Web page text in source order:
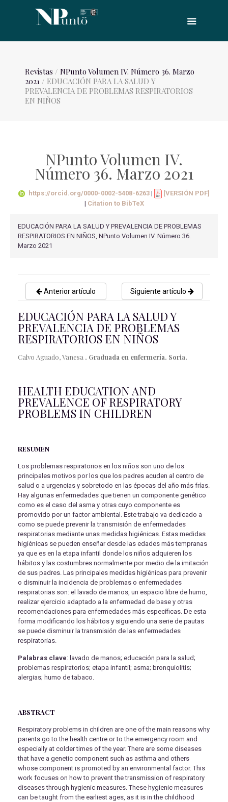
Revistas / NPunto Volumen IV. Número 36. Marzo
2021/ EDUCACIÓN PARA LA SALUD Y
PREVALENCIA DE PROBLEMAS RESPIRATORIOS
EN NIÑOS
NPunto Volumen IV.
Número 36. Marzo 2021
https://orcid.org/0000-0002-5408-6263|
[VERSIÓN PDF]
| Citation to BibTeX
EDUCACIÓN PARA LA SALUD Y PREVALENCIA DE PROBLEMAS
RESPIRATORIOS EN NIÑOS, NPunto Volumen IV. Número 36.
Marzo 2021
Anterior artículo Siguiente artículo
EDUCACIÓN PARA LA SALUD Y
PREVALENCIA DE PROBLEMAS
RESPIRATORIOS EN NIÑOS
Calvo Aguado, Vanesa . Graduada en enfermería. Soria.
HEALTH EDUCATION AND
PREVALENCE OF RESPIRATORY
PROBLEMS IN CHILDREN
RESUMEN
Los problemas respiratorios en los niños son uno de los
principales motivos por los que los padres acuden al centro de
salud o a urgencias y sobretodo en las épocas del año más frías.
Hay algunas enfermedades que tienen un componente genético
como es el caso del asma y otras cuyo componente es
promovido por un factor ambiental. Este trabajo va dedicado a
como se puede prevenir la transmisión de enfermedades
respiratorias mediante unas medidas higiénicas. Estas medidas
higiénicas se pueden enseñar desde las edades más tempranas
ya que es en la etapa infantil donde los niños adquieren los
hábitos y las costumbres normalmente por medio de la imitación
de sus padres. Las principales medidas higiénicas para prevenir
o disminuir la incidencia de problemas o enfermedades
respiratorias son: el lavado de manos, un espacio libre de humo,
realizar ejercicio adaptado a la enfermedad de base y otras
recomendaciones para enfermedades más específicas. De esta
forma modificando los hábitos y siguiendo una serie de pautas
se puede disminuir la transmisión de las enfermedades
respiratorias.
Palabras clave: lavado de manos; educación para la salud;
problemas respiratorios; etapa infantil; asma; bronquiolitis;
alergias; humo de tabaco.
ABSTRACT
Respiratory problems in children are one of the main reasons why
parents go to the health centre or to the emergency room and
especially at colder times of the year. There are some diseases
that have a genetic component such as asthma and others
whose component is promoted by an environmental factor. This
work focuses on how to prevent the transmission of respiratory
diseases through hygienic measures. These hygienic measures
can be taught from the earliest ages, as it is in the childhood